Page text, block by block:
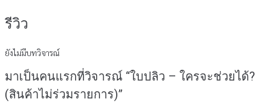
รีวิว
ยังไม่มีบทวิจารณ์
มาเป็นคนแรกที่วิจารณ์ “ใบปลิว – ใครจะช่วยได้?
(สินค้าไม่ร่วมรายการ)”